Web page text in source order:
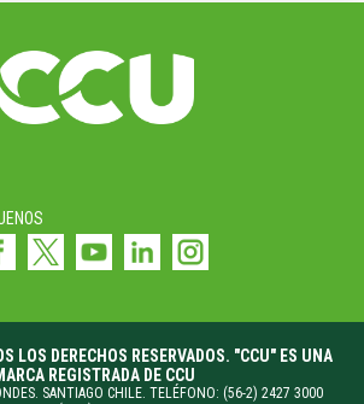
LOS DERECHOS RESERVADOS. "CCU" ES UNA
REGISTRADA DE CCU
SANTIAGO CHILE. TELÉFONO: (56-2) 2427 3000